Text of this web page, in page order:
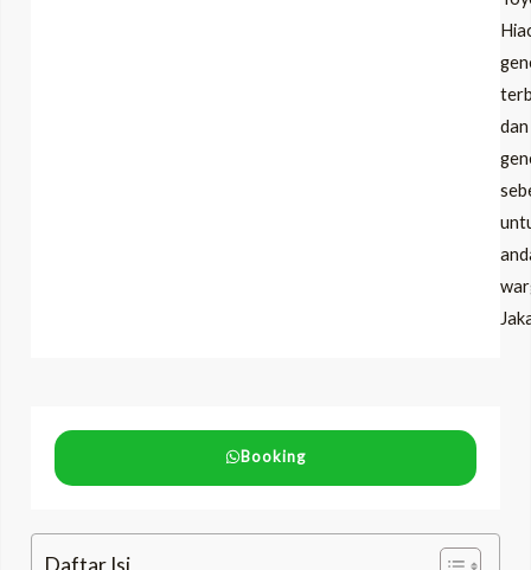
dan
Booking
Daftar Isi